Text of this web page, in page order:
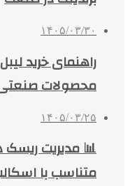
۱۴۰۵/۰۳/۳۰
راهنمای خرید
محصولات
۱۴۰۵/۰۳/۲۵
📊 مدیریت
متناسب با